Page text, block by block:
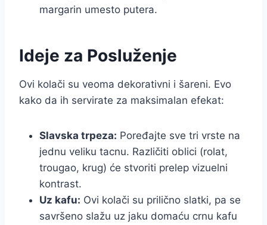
margarin umesto putera.
Ideje za Posluženje
Ovi kolači su veoma dekorativni i šareni. Evo
kako da ih servirate za maksimalan efekat:
Slavska trpeza: Poređajte sve tri vrste na
jednu veliku tacnu. Različiti oblici (rolat,
trougao, krug) će stvoriti prelep vizuelni
kontrast.
Uz kafu: Ovi kolači su prilično slatki, pa se
savršeno slažu uz jaku domaću crnu kafu